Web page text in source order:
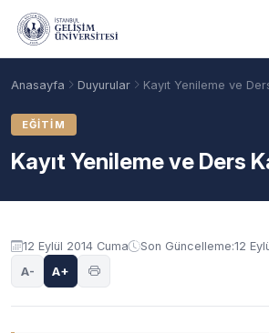
Ana içeriğe geç
Akademik Takvim Burslar
Anasayfa Duyurular Kayıt Yenileme ve
EĞITIM
Kayıt Yenileme ve Ders
Duyuru içeriği
12 Eylül 2014 Cuma Son Güncelleme:12
A- A+